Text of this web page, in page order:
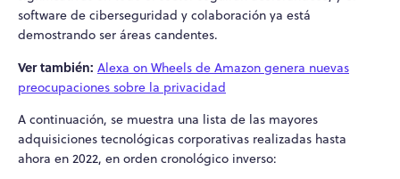
software de ciberseguridad y colaboración ya está
demostrando ser áreas candentes.
Ver también: Alexa on Wheels de Amazon genera nuevas
preocupaciones sobre la privacidad
A continuación, se muestra una lista de las mayores
adquisiciones tecnológicas corporativas realizadas hasta
ahora en 2022, en orden cronológico inverso: